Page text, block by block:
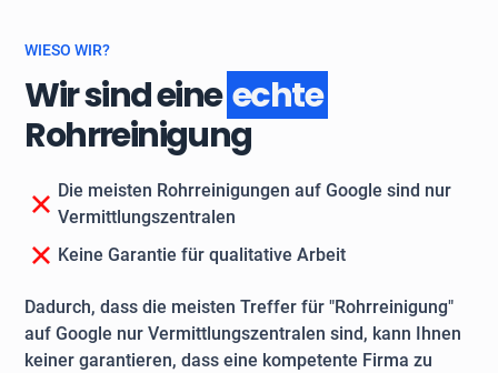
WIESO WIR?
Wir sind eineechte
Rohrreinigung
Die meisten Rohrreinigungen auf Google sind nur
Vermittlungszentralen
Keine Garantie für qualitative Arbeit
Dadurch, dass die meisten Treffer für "Rohrreinigung"
auf Google nur Vermittlungszentralen sind, kann Ihnen
keiner garantieren, dass eine kompetente Firma zu